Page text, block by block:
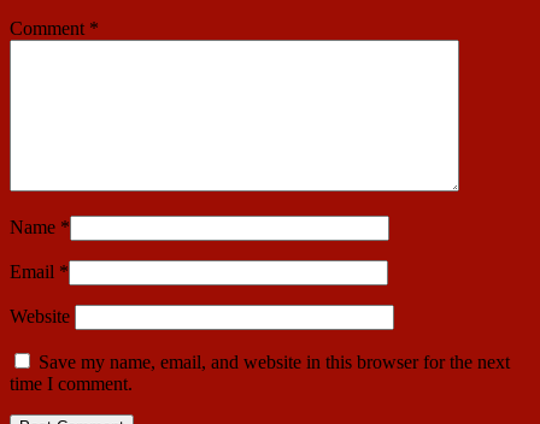
Comment *
Name *
Email *
Website
Save my name, email, and website in this browser for the next
time I comment.